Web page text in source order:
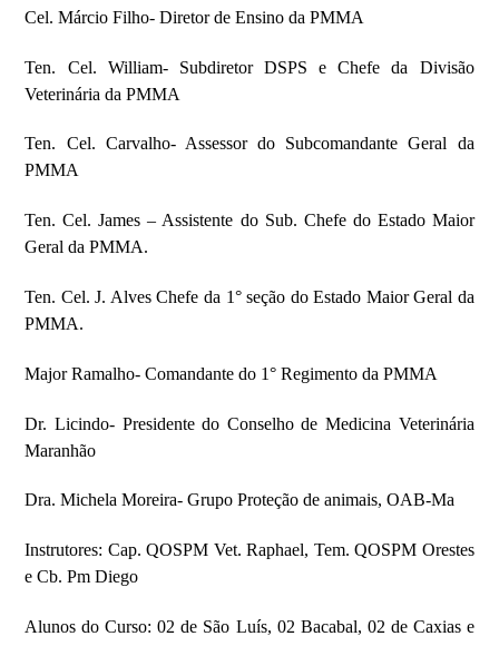
Cel. Márcio Filho- Diretor de Ensino da PMMA
Ten. Cel. William- Subdiretor DSPS e Chefe da Divisão
Veterinária da PMMA
Ten. Cel. Carvalho- Assessor do Subcomandante Geral da
PMMA
Ten. Cel. James – Assistente do Sub. Chefe do Estado Maior
Geral da PMMA.
Ten. Cel. J. Alves Chefe da 1° seção do Estado Maior Geral da
PMMA.
Major Ramalho- Comandante do 1° Regimento da PMMA
Dr. Licindo- Presidente do Conselho de Medicina Veterinária
Maranhão
Dra. Michela Moreira- Grupo Proteção de animais, OAB-Ma
Instrutores: Cap. QOSPM Vet. Raphael, Tem. QOSPM Orestes
e Cb. Pm Diego
Alunos do Curso: 02 de São Luís, 02 Bacabal, 02 de Caxias e